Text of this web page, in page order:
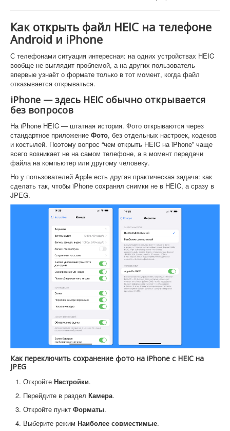
Как открыть файл HEIC на телефоне
Android и iPhone
С телефонами ситуация интересная: на одних устройствах HEIC
вообще не выглядит проблемой, а на других пользователь
впервые узнаёт о формате только в тот момент, когда файл
отказывается открываться.
iPhone — здесь HEIC обычно открывается
без вопросов
На iPhone HEIC — штатная история. Фото открываются через
стандартное приложение Фото, без отдельных настроек, кодеков
и костылей. Поэтому вопрос “чем открыть HEIC на iPhone” чаще
всего возникает не на самом телефоне, а в момент передачи
файла на компьютер или другому человеку.
Но у пользователей Apple есть другая практическая задача: как
сделать так, чтобы iPhone сохранял снимки не в HEIC, а сразу в
JPEG.
Как переключить сохранение фото на iPhone с HEIC на
JPEG
Откройте Настройки.
Перейдите в раздел Камера.
Откройте пункт Форматы.
Выберите режим Наиболее совместимые.